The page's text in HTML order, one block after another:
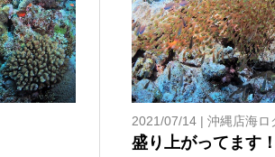
2021/07/14 | 沖縄店海ロ
盛り上がってます！